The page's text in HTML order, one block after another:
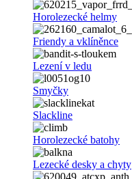
Horolezecké helmy
Friendy a vklíněnce
Lezení v ledu
Smyčky
Slackline
Horolezecké batohy
Lezecké desky a chyty